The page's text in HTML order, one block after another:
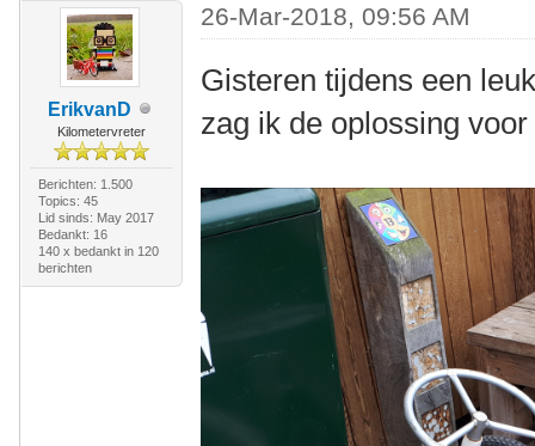
ErikvanD
Kilometervreter
Berichten: 1.500
Topics: 45
Lid sinds: May 2017
Bedankt: 16
140 x bedankt in 120
berichten
26-Mar-2018, 09:56 AM
Gisteren tijdens een
zag ik de oplossing